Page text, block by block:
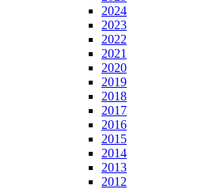
2024
2023
2022
2021
2020
2019
2018
2017
2016
2015
2014
2013
2012